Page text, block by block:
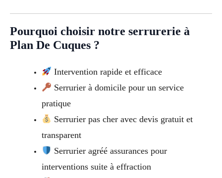
Pourquoi choisir notre serrurerie à
Plan De Cuques ?
Intervention rapide et efficace
Serrurier à domicile pour un service
pratique
Serrurier pas cher avec devis gratuit et
transparent
Serrurier agréé assurances pour
interventions suite à effraction